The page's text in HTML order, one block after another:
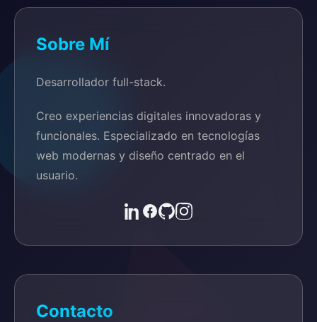
Sobre Mí
Desarrollador full-stack.
Creo experiencias digitales innovadoras y
funcionales. Especializado en tecnologías
web modernas y diseño centrado en el
usuario.
Contacto